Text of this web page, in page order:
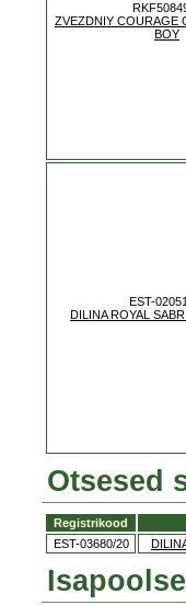
ZVEZDNIY COURAGE
BOY
EST-
DILINA ROYAL
Otsesed
Registrikood
EST-03680/20